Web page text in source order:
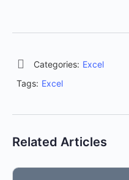
Categories: Excel
Tags: Excel
Related Articles